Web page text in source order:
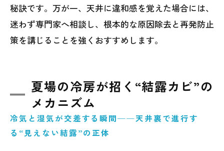
秘訣です。万が一、天井に違和感を覚えた場合には、
迷わず専門家へ相談し、根本的な原因除去と再発防止
策を講じることを強くおすすめします。
夏場の冷房が招く“結露カビ”の
メカニズム
冷気と湿気が交差する瞬間──天井裏で進行す
る“見えない結露”の正体